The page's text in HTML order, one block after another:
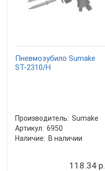
Пневмозубило Sumake
ST-2310/H
Производитель: Sumake
Артикул: 6950
Наличие: В наличии
118.34 р.